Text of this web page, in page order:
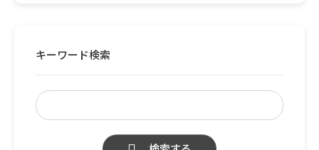
キーワード検索